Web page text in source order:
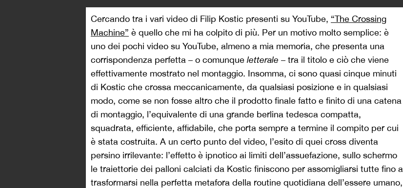
Cercando tra i vari video di Filip Kostic presenti su YouTube, “The Crossing
Machine” è quello che mi ha colpito di più. Per un motivo molto semplice: è
uno dei pochi video su YouTube, almeno a mia memoria, che presenta una
corrispondenza perfetta – o comunque letterale – tra il titolo e ciò che viene
effettivamente mostrato nel montaggio. Insomma, ci sono quasi cinque minuti
di Kostic che crossa meccanicamente, da qualsiasi posizione e in qualsiasi
modo, come se non fosse altro che il prodotto finale fatto e finito di una catena
di montaggio, l’equivalente di una grande berlina tedesca compatta,
squadrata, efficiente, affidabile, che porta sempre a termine il compito per cui
è stata costruita. A un certo punto del video, l’esito di quei cross diventa
persino irrilevante: l’effetto è ipnotico ai limiti dell’assuefazione, sullo schermo
le traiettorie dei palloni calciati da Kostic finiscono per assomigliarsi tutte fino a
trasformarsi nella perfetta metafora della routine quotidiana dell’essere umano,